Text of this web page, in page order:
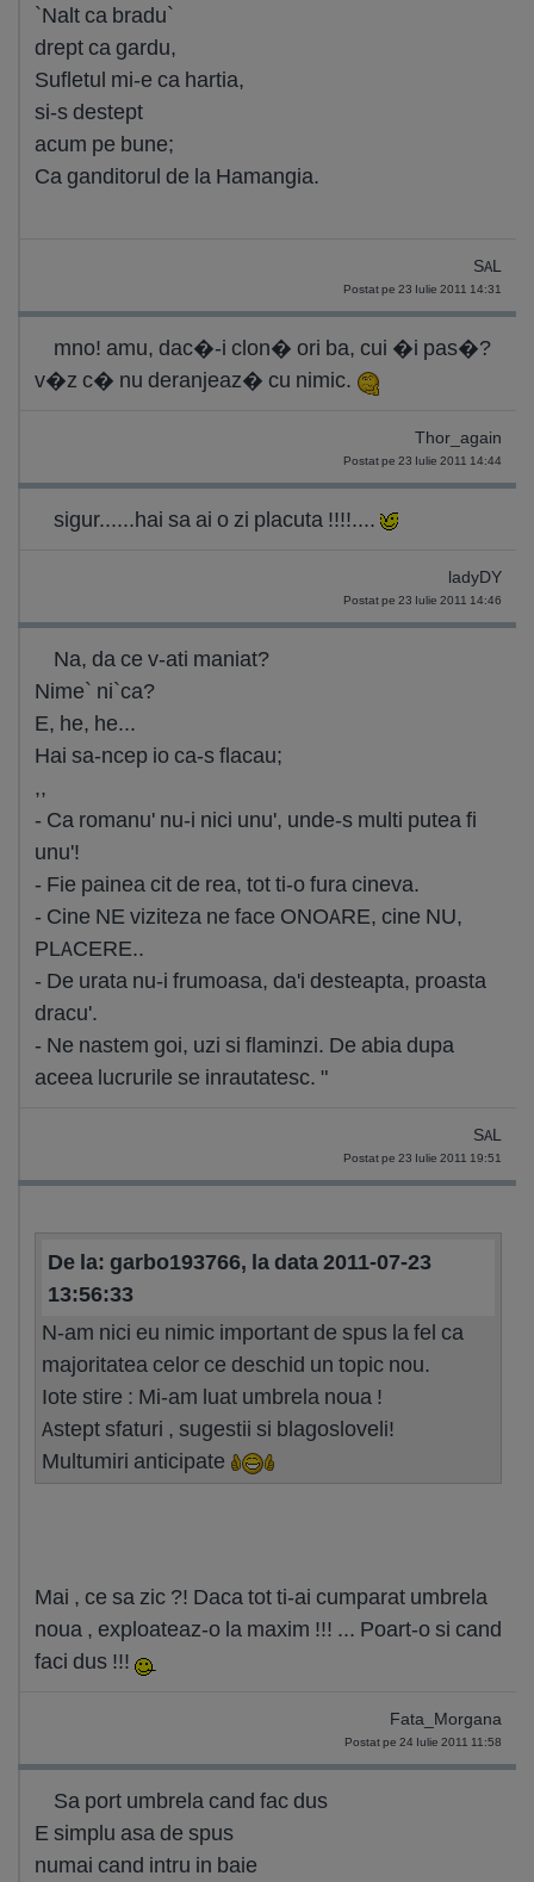
`Nalt ca bradu`
drept ca gardu,
Sufletul mi-e ca hartia,
si-s destept
acum pe bune;
Ca ganditorul de la Hamangia.
SAL
Postat pe 23 Iulie 2011 14:31
mno! amu, dac�-i clon� ori ba, cui �i pas�?
v�z c� nu deranjeaz� cu nimic.
Thor_again
Postat pe 23 Iulie 2011 14:44
sigur......hai sa ai o zi placuta !!!!....
ladyDY
Postat pe 23 Iulie 2011 14:46
Na, da ce v-ati maniat?
Nime` ni`ca?
E, he, he...
Hai sa-ncep io ca-s flacau;
,,
- Ca romanu' nu-i nici unu', unde-s multi putea fi
unu'!
- Fie painea cit de rea, tot ti-o fura cineva.
- Cine NE viziteza ne face ONOARE, cine NU,
PLACERE..
- De urata nu-i frumoasa, da'i desteapta, proasta
dracu'.
- Ne nastem goi, uzi si flaminzi. De abia dupa
aceea lucrurile se inrautatesc. "
SAL
Postat pe 23 Iulie 2011 19:51
De la: garbo193766, la data 2011-07-23
13:56:33
N-am nici eu nimic important de spus la fel ca
majoritatea celor ce deschid un topic nou.
Iote stire : Mi-am luat umbrela noua !
Astept sfaturi , sugestii si blagosloveli!
Multumiri anticipate
Mai , ce sa zic ?! Daca tot ti-ai cumparat umbrela
noua , exploateaz-o la maxim !!! ... Poart-o si cand
faci dus !!!
Fata_Morgana
Postat pe 24 Iulie 2011 11:58
Sa port umbrela cand fac dus
E simplu asa de spus
numai cand intru in baie